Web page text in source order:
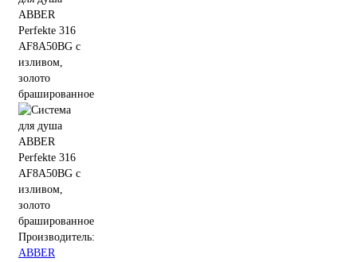
Производитель:
ABBER